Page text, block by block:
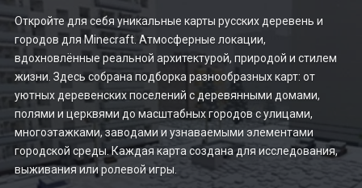
Откройте для себя уникальные карты русских деревень и
городов для Minecraft. Атмосферные локации,
вдохновлённые реальной архитектурой, природой и стилем
жизни. Здесь собрана подборка разнообразных карт: от
уютных деревенских поселений с деревянными домами,
полями и церквями до масштабных городов с улицами,
многоэтажками, заводами и узнаваемыми элементами
городской среды. Каждая карта создана для исследования,
выживания или ролевой игры.